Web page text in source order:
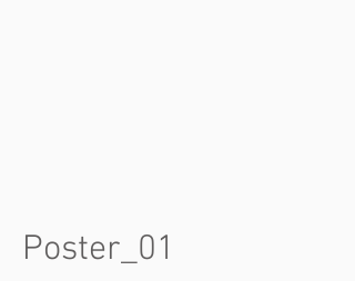
Poster_01